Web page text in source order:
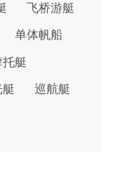
飞桥游艇
单体帆船
托艇
艇 巡航艇